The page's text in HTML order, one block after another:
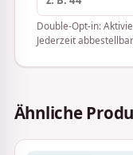
Double-Opt-in:
Jederzeit
Ähnliche